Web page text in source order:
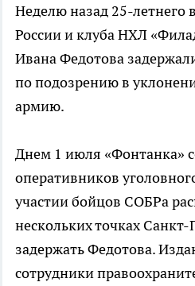
Неделю назад 25-летнего
России и клуба НХЛ
Ивана Федотова
по подозрению в
армию.
Днем 1 июля «Фонтанка»
оперативников
участии бойцов СОБРа
нескольких точках
задержать Федотова.
сотрудники